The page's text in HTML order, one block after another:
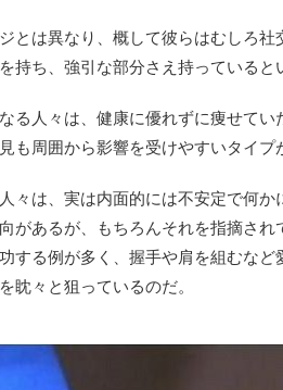
とは異なり、概して彼らはむしろ社
持ち、強引な部分さえ持っていると
る人々は、健康に優れずに痩せてい
も周囲から影響を受けやすいタイプ
々は、実は内面的には不安定で何か
があるが、もちろんそれを指摘さ
する例が多く、握手や肩を組むな
眈々と狙っているのだ。